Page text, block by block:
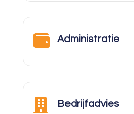
 Administratie
 Bedrijfadvies